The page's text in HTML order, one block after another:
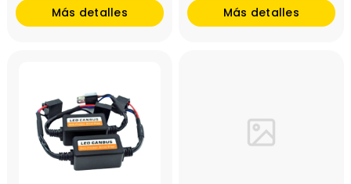
Más detalles Más detalles